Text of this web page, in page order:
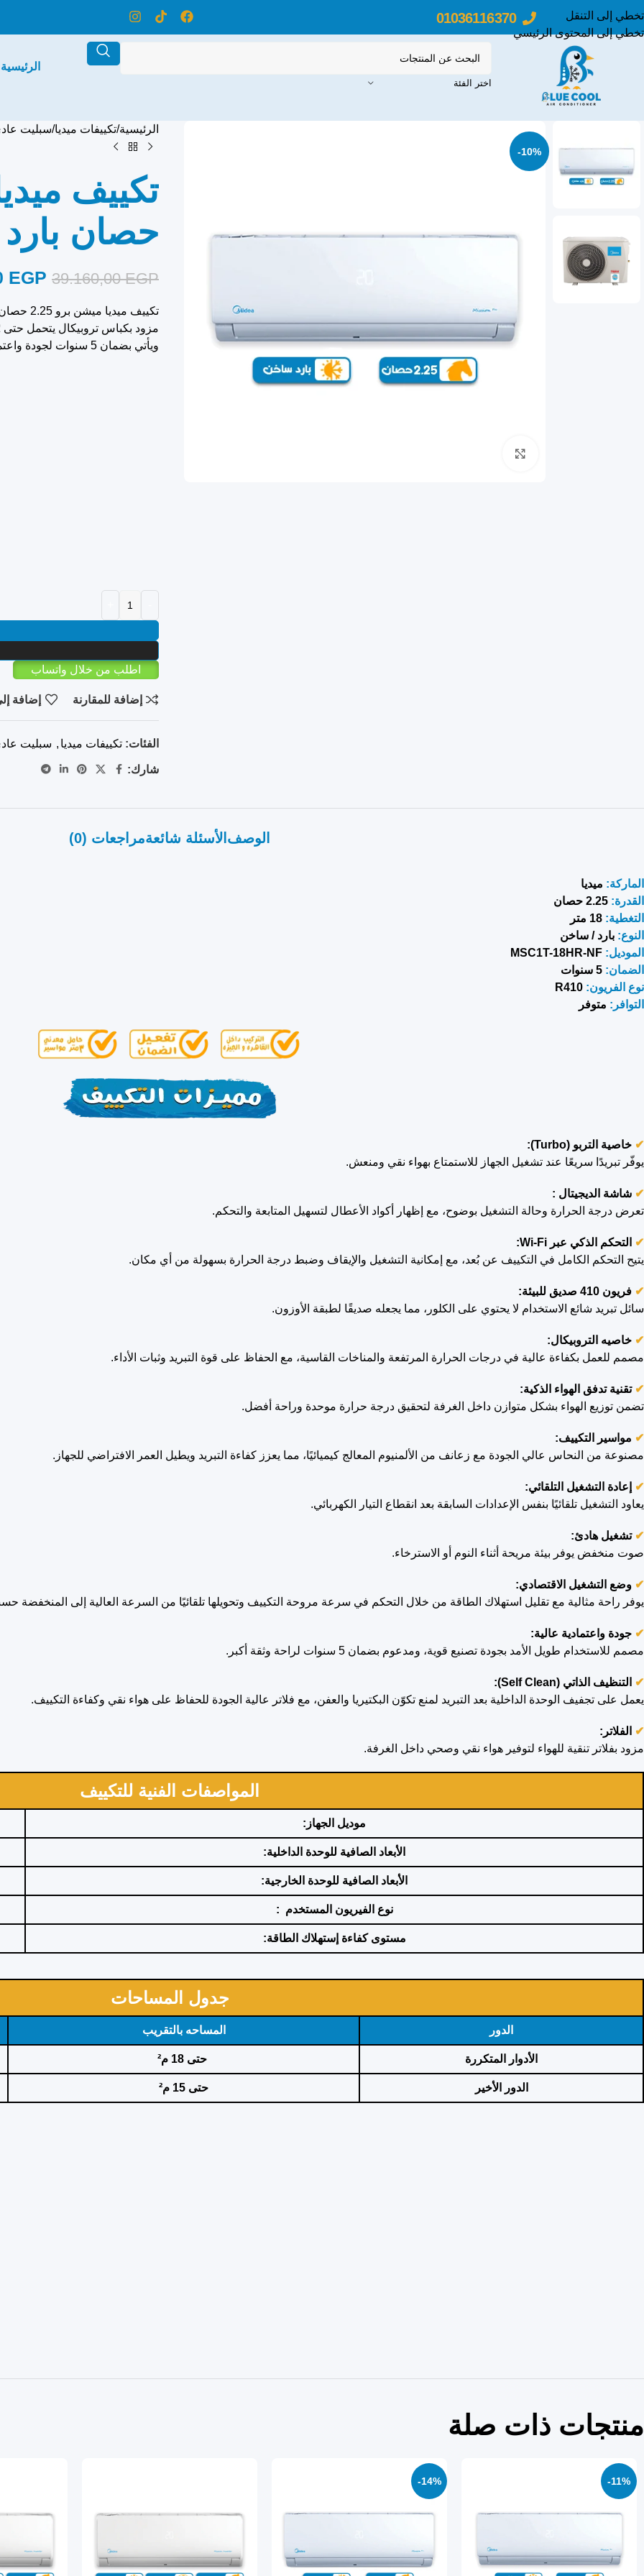
تخطي إلى التنقل
تخطي إلى المحتوى الرئيسي
01036116370
اختر الفئة
الرئيسية
-10%
الرئيسية تكييفات ميديا سبليت
حصان
39.160,00EGP
EGP
ويأتي بضمان 5 سنوات لجودة واعتمادية طويلة الأمد.
اطلب من خلال واتساب
إضافة للمقارنة إضافة
الفئات: تكييفات ميديا , سبليت
شارك:
الوصف الأسئلة شائعةمراجعات (0)
الماركة: ميديا
القدرة: 2.25 حصان
التغطية: 18 متر
النوع: بارد / ساخن
الموديل: MSC1T-18HR-NF
الضمان: 5 سنوات
نوع الفريون: R410
التوافر: متوفر
✔ خاصية التربو (Turbo):
يوفّر تبريدًا سريعًا عند تشغيل الجهاز للاستمتاع بهواء نقي ومنعش.
✔ شاشة الديجيتال :
تعرض درجة الحرارة وحالة التشغيل بوضوح، مع إظهار أكواد الأعطال لتسهيل المتابعة والتحكم.
✔
التحكم الذكي عبر Wi-Fi:
يتيح التحكم الكامل في التكييف عن بُعد، مع إمكانية التشغيل والإيقاف وضبط درجة الحرارة بسهولة من أي مكان.
✔ فريون 410 صديق للبيئة:
سائل تبريد شائع الاستخدام لا يحتوي على الكلور، مما يجعله صديقًا لطبقة الأوزون.
✔ خاصيه التروبيكال:
مصمم للعمل بكفاءة عالية في درجات الحرارة المرتفعة والمناخات القاسية، مع الحفاظ على قوة التبريد وثبات الأداء.
✔ تقنية تدفق الهواء الذكية:
تضمن توزيع الهواء بشكل متوازن داخل الغرفة لتحقيق درجة حرارة موحدة وراحة أفضل.
✔ مواسير التكييف:
مصنوعة من النحاس عالي الجودة مع زعانف من الألمنيوم المعالج كيميائيًا، مما يعزز كفاءة التبريد ويطيل العمر الافتراضي للجهاز.
✔
إعادة التشغيل التلقائي:
يعاود التشغيل تلقائيًا بنفس الإعدادات السابقة بعد انقطاع التيار الكهربائي.
✔تشغيل هادئ:
صوت منخفض يوفر بيئة مريحة أثناء النوم أو الاسترخاء.
✔ وضع التشغيل الاقتصادي:
يوفر راحة مثالية مع تقليل استهلاك الطاقة من خلال التحكم في سرعة مروحة التكييف وتحويلها تلقائيًا من السرعة العالية إلى المنخفضة
✔ جودة واعتمادية عالية:
مصمم للاستخدام طويل الأمد بجودة تصنيع قوية، ومدعوم بضمان 5 سنوات لراحة وثقة أكبر.
✔
التنظيف الذاتي (Self Clean):
يعمل على تجفيف الوحدة الداخلية بعد التبريد لمنع تكوّن البكتيريا والعفن، مع فلاتر عالية الجودة للحفاظ على هواء نقي وكفاءة التكييف.
✔
الفلاتر:
مزود بفلاتر تنقية للهواء لتوفير هواء نقي وصحي داخل الغرفة.
المواصفات الفنية للتكييف
موديل الجهاز:
الأبعاد الصافية للوحدة الداخلية:
الأبعاد الصافية للوحدة الخارجية:
نوع الفيريون المستخدم :
مستوى كفاءة إستهلاك الطاقة:
جدول المساحات
الدور المساحه بالتقريب
الأدوار المتكررة حتى 18 م²
الدور الأخير حتى 15 م²
منتجات ذات صلة
-11%
-14%